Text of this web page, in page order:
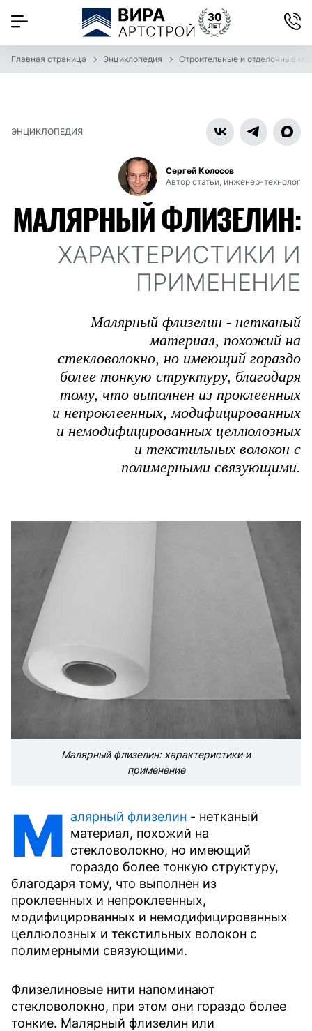
Главная страница Энциклопедия Строительные и отделочные
ЭНЦИКЛОПЕДИЯ
Сергей Колосов
Автор статьи, инженер-технолог
МАЛЯРНЫЙ ФЛИЗЕЛИН:
ХАРАКТЕРИСТИКИ И
ПРИМЕНЕНИЕ
Малярный флизелин - нетканый
материал, похожий на
стекловолокно, но имеющий гораздо
более тонкую структуру, благодаря
тому, что выполнен из проклеенных
и непроклеенных, модифицированных
и немодифицированных целлюлозных
и текстильных волокон с
полимерными связующими.
Малярный флизелин: характеристики и
применение
М алярный флизелин - нетканый
материал, похожий на
стекловолокно, но имеющий
гораздо более тонкую структуру,
благодаря тому, что выполнен из
проклеенных и непроклеенных,
модифицированных и немодифицированных
целлюлозных и текстильных волокон с
полимерными связующими.
Флизелиновые нити напоминают
стекловолокно, при этом они гораздо более
тонкие. Малярный флизелин или